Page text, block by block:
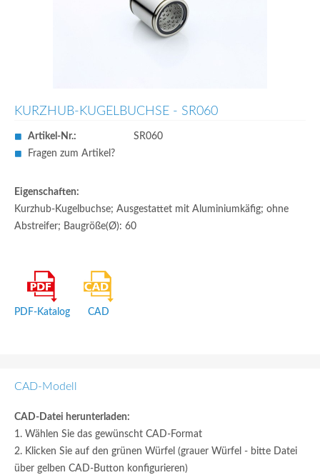
KURZHUB-KUGELBUCHSE - SR060
Artikel-Nr.:
SR060
Fragen zum Artikel?
Eigenschaften:
Kurzhub-Kugelbuchse; Ausgestattet mit Aluminiumkäfig; ohne
Abstreifer; Baugröße(Ø): 60
PDF-Katalog CAD
CAD-Modell
CAD-Datei herunterladen:
1. Wählen Sie das gewünscht CAD-Format
2. Klicken Sie auf den grünen Würfel (grauer Würfel - bitte Datei
über gelben CAD-Button konfigurieren)